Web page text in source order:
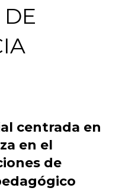
centrada en
en el
de